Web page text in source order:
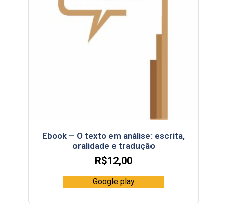
Ebook – O texto em análise: escrita,
oralidade e tradução
R$12,00
Google play